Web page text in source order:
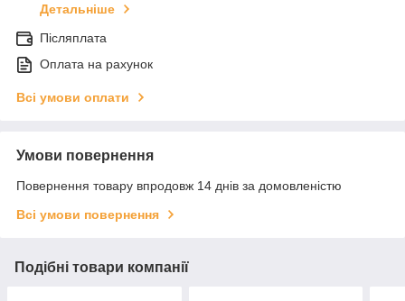
Детальніше
Післяплата
Оплата на рахунок
Всі умови оплати
Умови повернення
Повернення товару впродовж 14 днів за домовленістю
Всі умови повернення
Подібні товари компанії